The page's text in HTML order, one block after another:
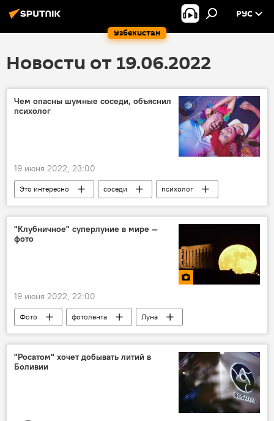
Узбекистан
РУС
Новости от 19.06.2022
Чем опасны шумные соседи, объяснил
психолог
19 июня 2022, 23:00
Это интересно соседи
психолог
стресс
заболевания болезнь
"Клубничное" суперлуние в мире —
фото
19 июня 2022, 22:00
Фото фотолента Луна
"Росатом" хочет добывать литий в
Боливии